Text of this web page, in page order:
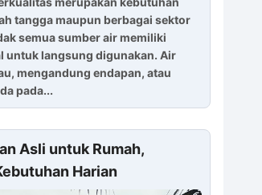
tangga maupun berbagai sektor
semua sumber air memiliki
untuk langsung digunakan. Air
mengandung endapan, atau
pada...
Asli untuk Rumah,
Harian